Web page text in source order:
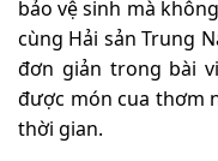
bảo vệ sinh mà
cùng Hải sản Trung
đơn giản trong bài
được món cua thơm
thời gian.